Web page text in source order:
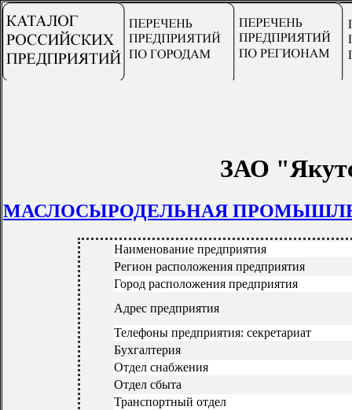
ЗАО
МАСЛОСЫРОДЕЛЬНАЯ
Наименование предприятия
Регион расположения предприятия
Город расположения предприятия
Адрес предприятия
Телефоны предприятия: секретариат
Бухгалтерия
Отдел снабжения
Отдел сбыта
Транспортный отдел